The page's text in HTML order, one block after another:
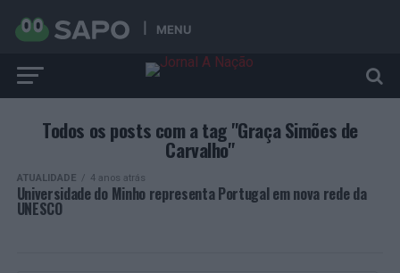
MENU
Todos os posts com a tag "Graça Simões de
Carvalho"
ATUALIDADE 4 anos atrás
Universidade do Minho representa Portugal em nova rede da
UNESCO